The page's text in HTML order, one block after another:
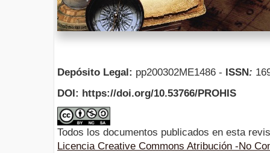
Depósito Legal: pp200302ME1486 - ISSN:
DOI: https://doi.org/10.53766/PROHIS
Todos los documentos publicados en esta
Licencia Creative Commons Atribución -No